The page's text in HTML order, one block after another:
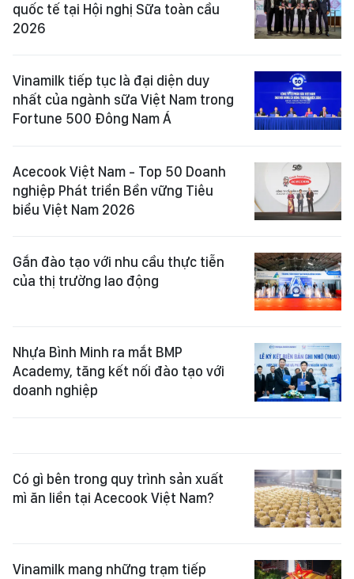
quốc tế tại Hội nghị Sữa toàn cầu
2026
Vinamilk tiếp tục là đại diện duy
nhất của ngành sữa Việt Nam trong
Fortune 500 Đông Nam Á
Acecook Việt Nam - Top 50 Doanh
nghiệp Phát triển Bền vững Tiêu
biểu Việt Nam 2026
Gắn đào tạo với nhu cầu thực tiễn
của thị trường lao động
Nhựa Bình Minh ra mắt BMP
Academy, tăng kết nối đào tạo với
doanh nghiệp
Có gì bên trong quy trình sản xuất
mì ăn liền tại Acecook Việt Nam?
Vinamilk mang những trạm tiếp